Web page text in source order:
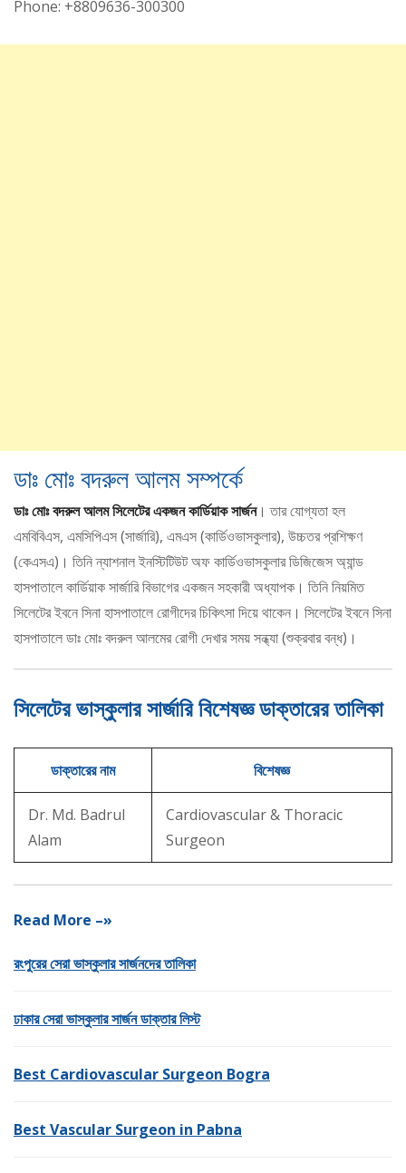
Phone: +8809636-300300
ডাঃ মোঃ বদরুল আলম সম্পর্কে
ডাঃ মোঃ বদরুল আলম সিলেটের একজন কার্ডিয়াক সার্জন। তার যোগ্যতা হল
এমবিবিএস, এমসিপিএস (সার্জারি), এমএস (কার্ডিওভাসকুলার), উচ্চতর প্রশিক্ষণ
(কেএসএ)। তিনি ন্যাশনাল ইনস্টিটিউট অফ কার্ডিওভাসকুলার ডিজিজেস অ্যান্ড
হাসপাতালে কার্ডিয়াক সার্জারি বিভাগের একজন সহকারী অধ্যাপক। তিনি নিয়মিত
সিলেটের ইবনে সিনা হাসপাতালে রোগীদের চিকিৎসা দিয়ে থাকেন। সিলেটের ইবনে সিনা
হাসপাতালে ডাঃ মোঃ বদরুল আলমের রোগী দেখার সময় সন্ধ্যা (শুক্রবার বন্ধ)।
সিলেটের ভাস্কুলার সার্জারি বিশেষজ্ঞ ডাক্তারের তালিকা
ডাক্তারের নাম বিশেষজ্ঞ
Dr. Md. Badrul
Alam
Cardiovascular & Thoracic
Surgeon
Read More –»
রংপুরের সেরা ভাস্কুলার সার্জনদের তালিকা
ঢাকার সেরা ভাস্কুলার সার্জন ডাক্তার লিস্ট
Best Cardiovascular Surgeon Bogra
Best Vascular Surgeon in Pabna